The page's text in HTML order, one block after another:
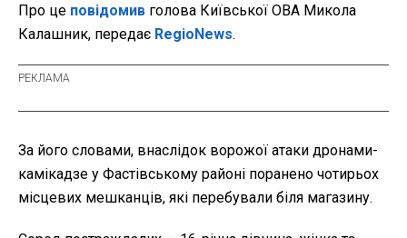
Про це повідомив голова Київської ОВА Микола
Калашник, передає RegioNews.
За його словами, внаслідок ворожої атаки дронами-
камікадзе у Фастівському районі поранено чотирьох
місцевих мешканців, які перебували біля магазину.